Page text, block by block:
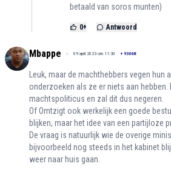
betaald van soros munten)
0+ Antwoord
Mbappe 09 april 2023 om 11:30 + 93068
Leuk, maar de machthebbers vegen hun
onderzoeken als ze er niets aan hebben.
machtspoliticus en zal dit dus negeren.
Of Omtzigt ook werkelijk een goede
blijken, maar het idee van een partijloze
De vraag is natuurlijk wie de overige
bijvoorbeeld nog steeds in het kabinet
weer naar huis gaan.